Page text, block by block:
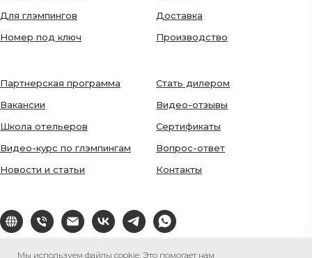
Мы используем файлы cookie. Это помогает нам
Для глэмпингов
Номер под ключ
Доставка
Производство
Партнерская программа
Вакансии
Школа отельеров
Видео-курс по глэмпингам
Новости и статьи
Стать дилером
Видео-отзывы
Сертификаты
Вопрос-ответ
Контакты